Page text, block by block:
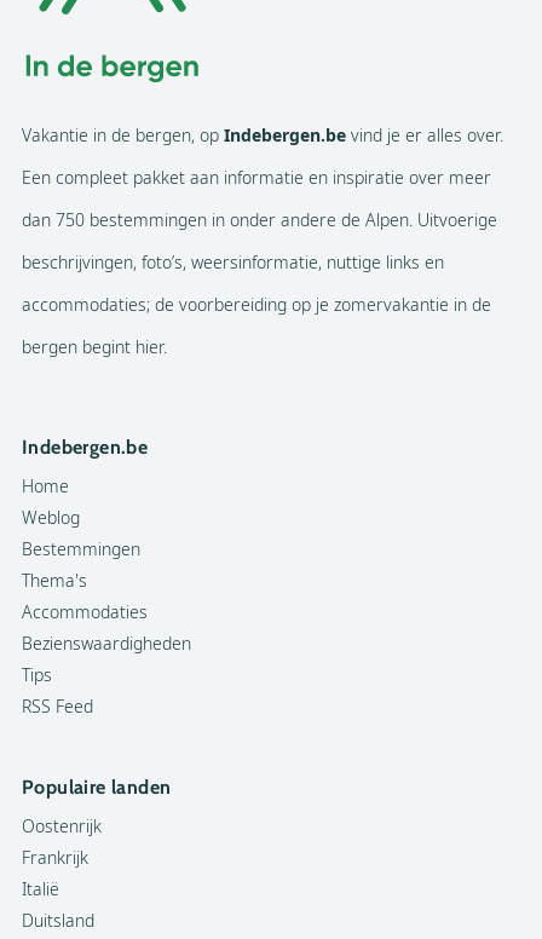
Vakantie in de bergen, op Indebergen.be vind je er alles over.
Een compleet pakket aan informatie en inspiratie over meer
dan 750 bestemmingen in onder andere de Alpen. Uitvoerige
beschrijvingen, foto’s, weersinformatie, nuttige links en
accommodaties; de voorbereiding op je zomervakantie in de
bergen begint hier.
Indebergen.be
Home
Weblog
Bestemmingen
Thema's
Accommodaties
Bezienswaardigheden
Tips
RSS Feed
Populaire landen
Oostenrijk
Frankrijk
Italië
Duitsland